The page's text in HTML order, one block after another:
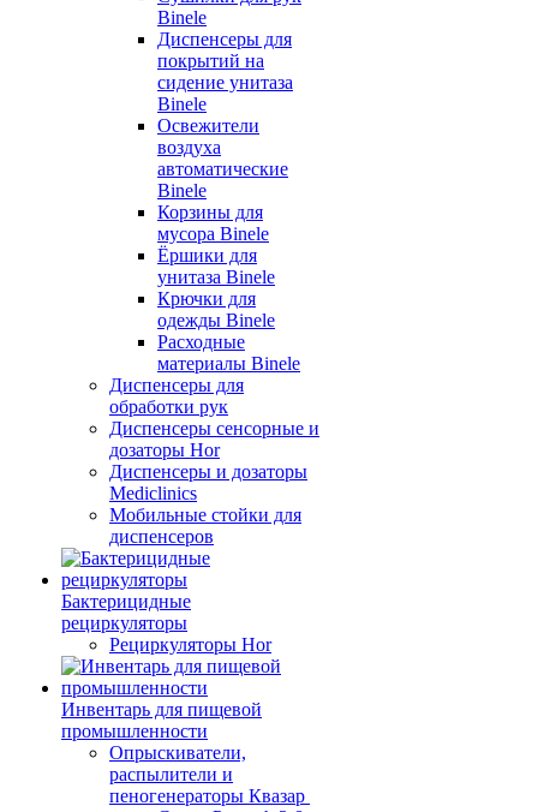
Binele
Диспенсеры для
покрытий на
сидение унитаза
Binele
Освежители
воздуха
автоматические
Binele
Корзины для
мусора Binele
Ёршики для
унитаза Binele
Крючки для
одежды Binele
Расходные
материалы Binele
Диспенсеры для
обработки рук
Диспенсеры сенсорные и
дозаторы Hor
Диспенсеры и дозаторы
Mediclinics
Мобильные стойки для
диспенсеров
Бактерицидные
рециркуляторы
Рециркуляторы Hor
Инвентарь для пищевой
промышленности
Опрыскиватели,
распылители и
пеногенераторы Квазар